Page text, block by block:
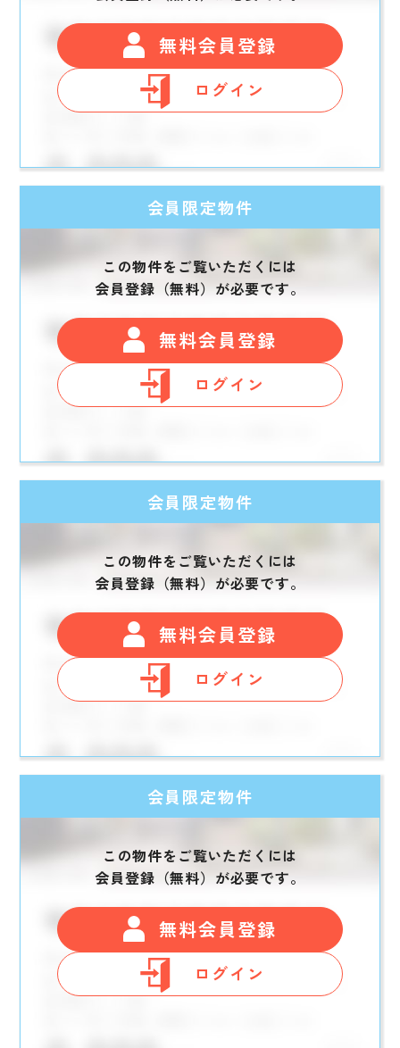
無料会員登録
ログイン
会員限定物件
この物件をご覧いただくには
会員登録（無料）が必要です。
無料会員登録
ログイン
会員限定物件
この物件をご覧いただくには
会員登録（無料）が必要です。
無料会員登録
ログイン
会員限定物件
この物件をご覧いただくには
会員登録（無料）が必要です。
無料会員登録
ログイン